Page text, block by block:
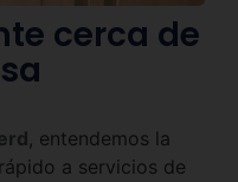
cerca de
, entendemos la
a servicios de